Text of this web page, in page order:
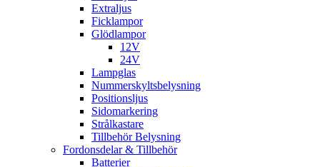
Extraljus
Ficklampor
Glödlampor
12V
24V
Lampglas
Nummerskyltsbelysning
Positionsljus
Sidomarkering
Strålkastare
Tillbehör Belysning
Fordonsdelar & Tillbehör
Batterier